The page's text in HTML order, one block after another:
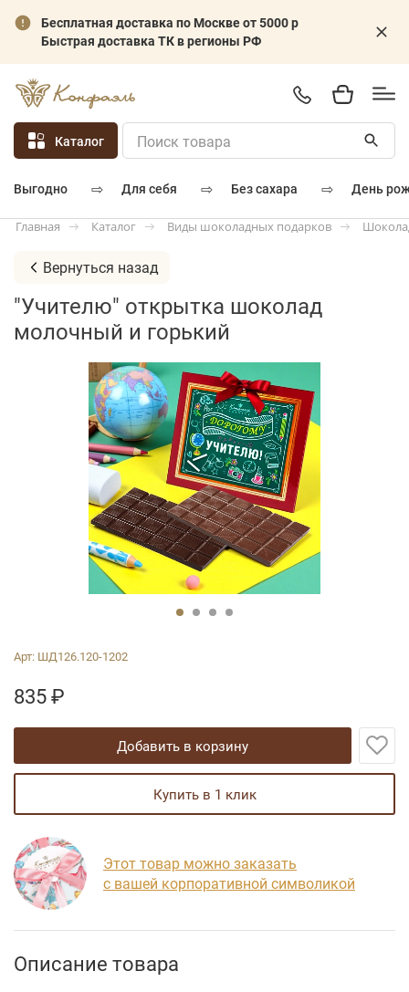
Бесплатная доставка по Москве от 5000 р
Быстрая доставка ТК в регионы РФ
Каталог
выгодно ⇨ для себя ⇨ без сахара ⇨ день
Главная Каталог Виды шоколадных подарков
Вернуться назад
"Учителю" открытка шоколад
молочный и горький
Арт: ШД126.120-1202
835₽
добавить в корзину
купить в 1 клик
Этот товар можно заказать
с вашей корпоративной символикой
Описание товара